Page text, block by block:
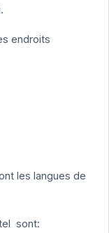
endroits
les langues de
sont: